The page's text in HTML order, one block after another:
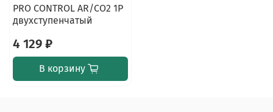
PRO CONTROL AR/CO2 1Р
двухступенчатый
4 129 ₽
В корзину